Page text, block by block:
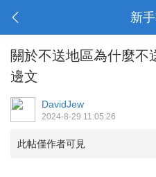
新
關於不送地區為什麼不
邊文
DavidJew
2024-8-29 11:05:26
此帖僅作者可見